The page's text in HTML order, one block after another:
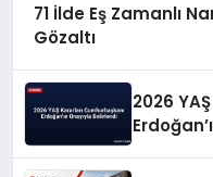
71 İlde Eş Zamanlı
Gözaltı
2026